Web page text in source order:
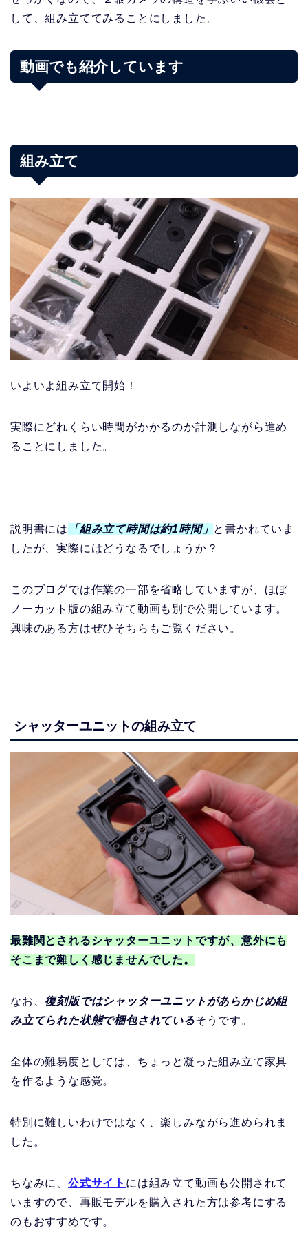
して、組み立ててみることにしました。
動画でも紹介しています
組み立て
いよいよ組み立て開始！
実際にどれくらい時間がかかるのか計測しながら進め
ることにしました。
説明書には 「組み立て時間は約1時間」 と書かれていま
したが、実際にはどうなるでしょうか？
このブログでは作業の一部を省略していますが、ほぼ
ノーカット版の組み立て動画も別で公開しています。
興味のある方はぜひそちらもご覧ください。
シャッターユニットの組み立て
最難関とされるシャッターユニットですが、意外にも
そこまで難しく感じませんでした。
なお、 復刻版ではシャッターユニットがあらかじめ組
み立てられた状態で梱包されているそうです。
全体の難易度としては、ちょっと凝った組み立て家具
を作るような感覚。
特別に難しいわけではなく、楽しみながら進められま
した。
ちなみに、 公式サイト には組み立て動画も公開されて
いますので、再販モデルを購入された方は参考にする
のもおすすめです。